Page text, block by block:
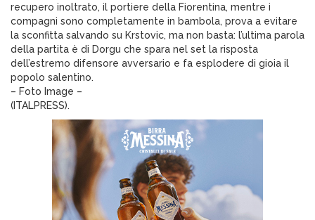
recupero inoltrato, il portiere della Fiorentina, mentre i
compagni sono completamente in bambola, prova a evitare
la sconfitta salvando su Krstovic, ma non basta: l’ultima parola
della partita è di Dorgu che spara nel set la risposta
dell’estremo difensore avversario e fa esplodere di gioia il
popolo salentino.
– Foto Image –
(ITALPRESS).